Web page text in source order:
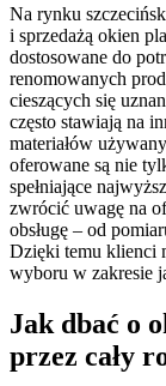
Na rynku
i sprzedażą okien
dostosowane do
renomowanych
cieszących się
często stawiają na
materiałów
oferowane są nie
spełniające
zwrócić uwagę na
obsługę – od
Dzięki temu klienci
wyboru w zakresie
Jak dbać o
przez cały